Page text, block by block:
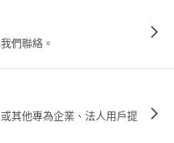
們聯絡。
其他專為企業、法人用戶提